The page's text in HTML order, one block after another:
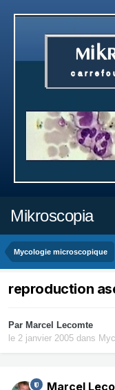
Mikroscopia
Mycologie microscopique
reproduction
Par Marcel Lecomte
le 2 janvier 2005 dans
Marcel